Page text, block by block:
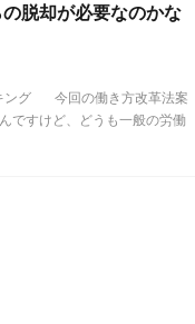
脱却が必要なのかな
ング 今回の働き方改革法案
ですけど、どうも一般の労働